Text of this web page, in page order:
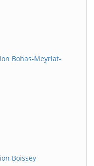
Bohas-Meyriat-
Boissey